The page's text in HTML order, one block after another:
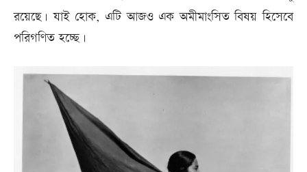
রয়েছে। যাই হোক, এটি আজও এক অমীমাংসিত বিষয় হিসেবে
পরিগণিত হচ্ছে।